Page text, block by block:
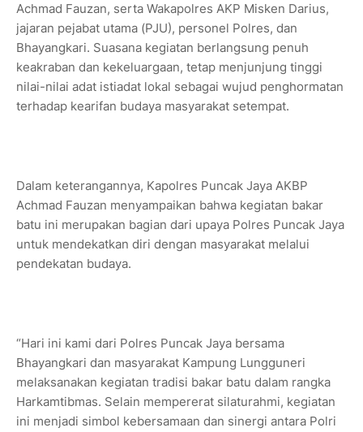
Achmad Fauzan, serta Wakapolres AKP Misken Darius,
jajaran pejabat utama (PJU), personel Polres, dan
Bhayangkari. Suasana kegiatan berlangsung penuh
keakraban dan kekeluargaan, tetap menjunjung tinggi
nilai-nilai adat istiadat lokal sebagai wujud penghormatan
terhadap kearifan budaya masyarakat setempat.
Dalam keterangannya, Kapolres Puncak Jaya AKBP
Achmad Fauzan menyampaikan bahwa kegiatan bakar
batu ini merupakan bagian dari upaya Polres Puncak Jaya
untuk mendekatkan diri dengan masyarakat melalui
pendekatan budaya.
“Hari ini kami dari Polres Puncak Jaya bersama
Bhayangkari dan masyarakat Kampung Lungguneri
melaksanakan kegiatan tradisi bakar batu dalam rangka
Harkamtibmas. Selain mempererat silaturahmi, kegiatan
ini menjadi simbol kebersamaan dan sinergi antara Polri